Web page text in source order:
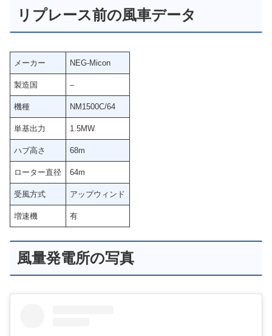
リプレース前の風車データ
メーカー NEG-Micon
製造国 –
機種 NM1500C/64
単基出力 1.5MW
ハブ高さ 68m
ローター直径 64m
受風方式 アップウィンド
増速機 有
風量発電所の写真